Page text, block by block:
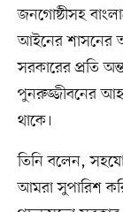
জনগোষ্ঠীসহ
আইনের শাসনের
সরকারের প্রতি
পুনরুজ্জীবনের
থাকে।
তিনি বলেন,
আমরা সুপারিশ